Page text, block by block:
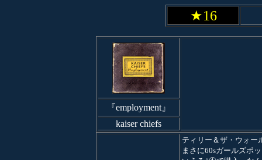
★16
『employment』
kaiser chiefs
ティリー＆ザ・ウォー
まさに60sガールズポ